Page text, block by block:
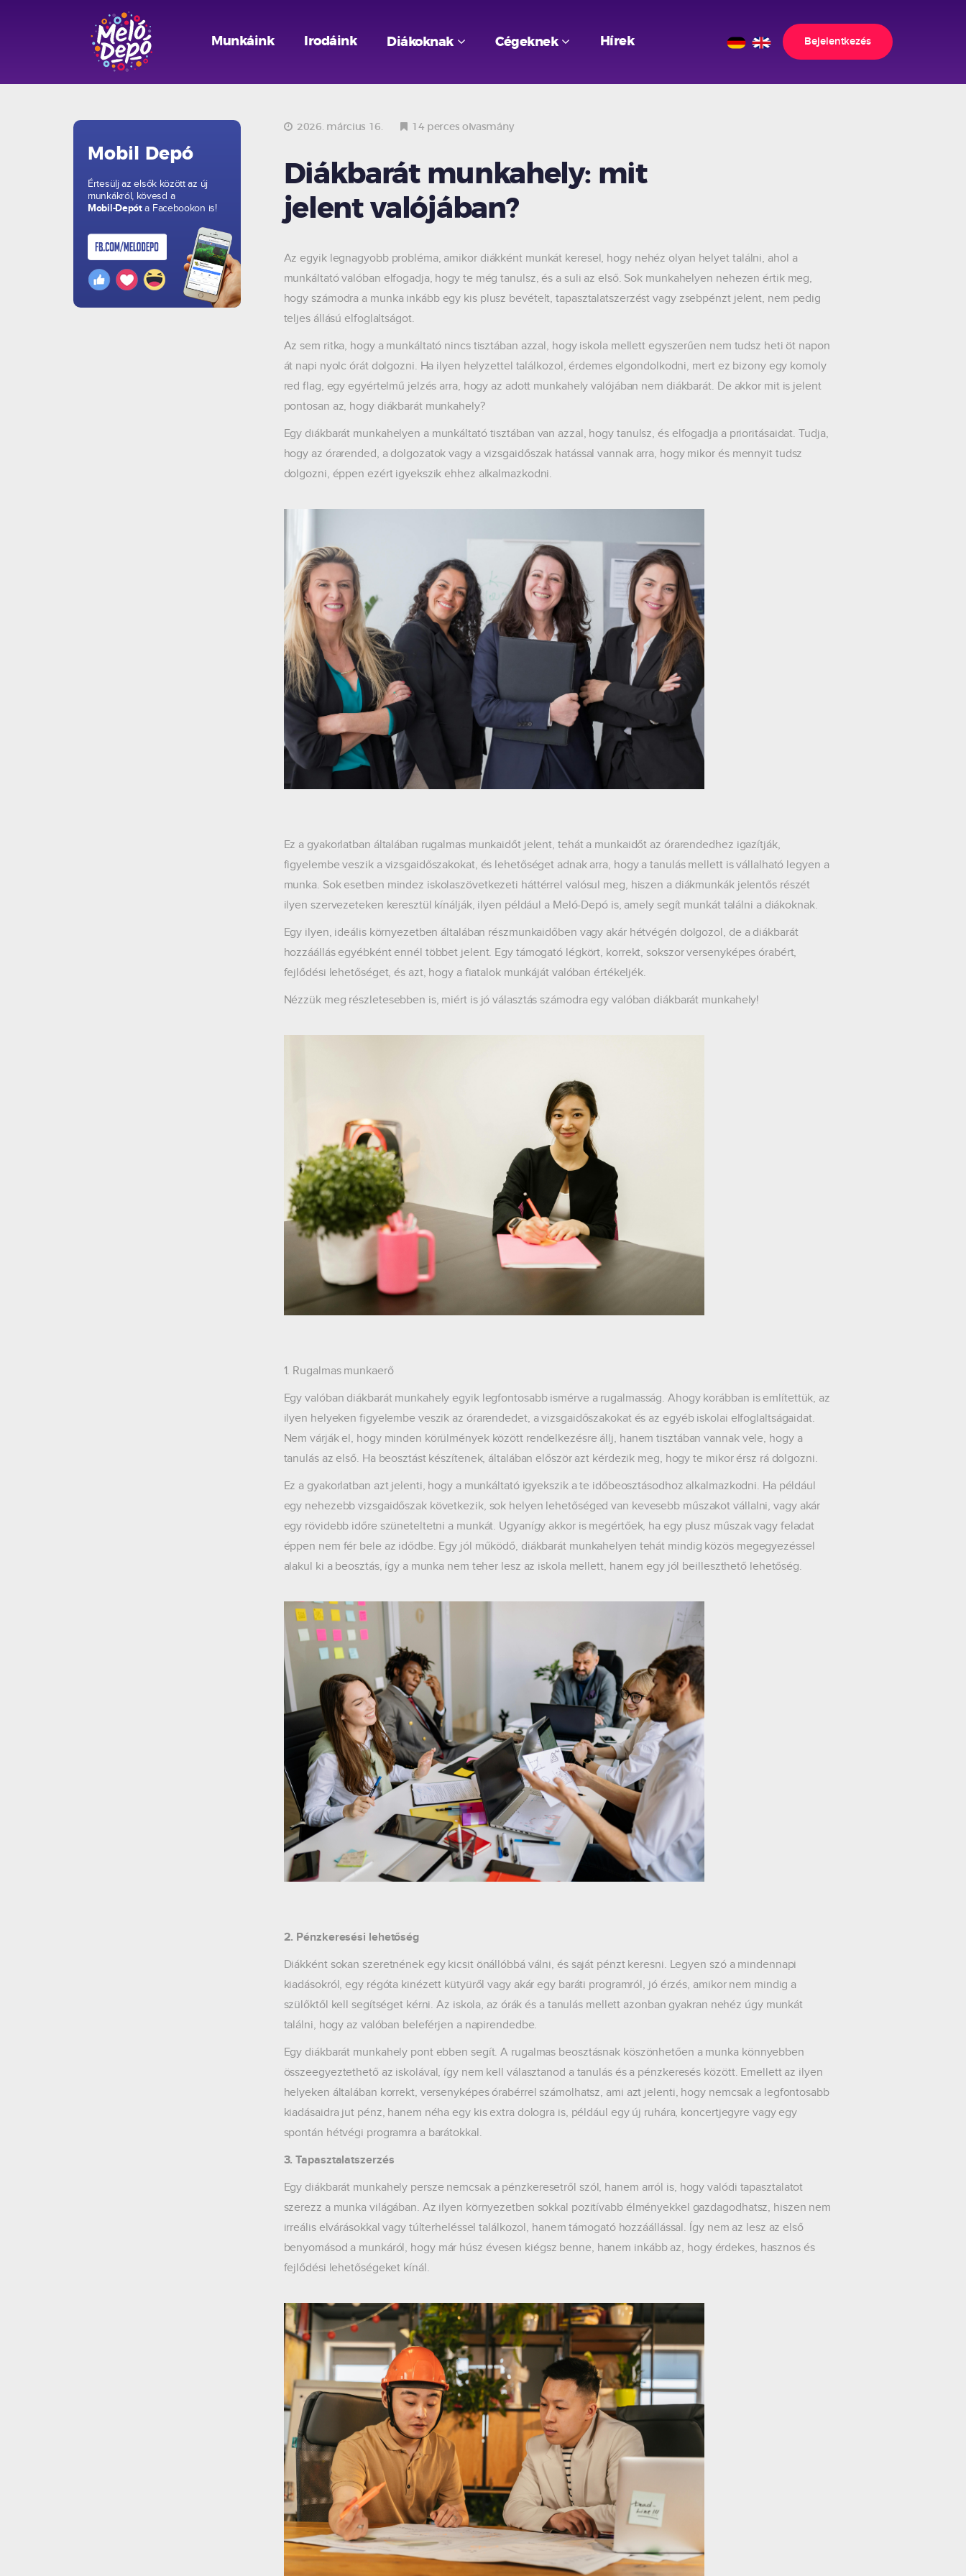
Munkáink Irodáink Diákoknak Cégeknek Hírek Bejelentkezés
Mobil Depó
Értesülj az elsők között az új
munkákról, kövesd a
Mobil-Depóta Facebookon is!
2026. március 16. 14 perces olvasmány
Diákbarát munkahely: mit
jelent valójában?
Az egyik legnagyobb probléma, amikor diákként munkát keresel, hogy nehéz olyan helyet találni, ahol a
munkáltató valóban elfogadja, hogy te még tanulsz, és a suli az első. Sok munkahelyen nehezen értik meg,
hogy számodra a munka inkább egy kis plusz bevételt, tapasztalatszerzést vagy zsebpénzt jelent, nem pedig
teljes állású elfoglaltságot.
Az sem ritka, hogy a munkáltató nincs tisztában azzal, hogy iskola mellett egyszerűen nem tudsz heti öt napon
át napi nyolc órát dolgozni. Ha ilyen helyzettel találkozol, érdemes elgondolkodni, mert ez bizony egy komoly
red flag, egy egyértelmű jelzés arra, hogy az adott munkahely valójában nem diákbarát. De akkor mit is jelent
pontosan az, hogy diákbarát munkahely?
Egy diákbarát munkahelyen a munkáltató tisztában van azzal, hogy tanulsz, és elfogadja a prioritásaidat. Tudja,
hogy az órarended, a dolgozatok vagy a vizsgaidőszak hatással vannak arra, hogy mikor és mennyit tudsz
dolgozni, éppen ezért igyekszik ehhez alkalmazkodni.
Ez a gyakorlatban általában rugalmas munkaidőt jelent, tehát a munkaidőt az órarendedhez igazítják,
figyelembe veszik a vizsgaidőszakokat, és lehetőséget adnak arra, hogy a tanulás mellett is vállalható legyen a
munka. Sok esetben mindez iskolaszövetkezeti háttérrel valósul meg, hiszen a diákmunkák jelentős részét
ilyen szervezeteken keresztül kínálják, ilyen például a Meló-Depó is, amely segít munkát találni a diákoknak.
Egy ilyen, ideális környezetben általában részmunkaidőben vagy akár hétvégén dolgozol, de a diákbarát
hozzáállás egyébként ennél többet jelent. Egy támogató légkört, korrekt, sokszor versenyképes órabért,
fejlődési lehetőséget, és azt, hogy a fiatalok munkáját valóban értékeljék.
Nézzük meg részletesebben is, miért is jó választás számodra egy valóban diákbarát munkahely!
1. Rugalmas munkaerő
Egy valóban diákbarát munkahely egyik legfontosabb ismérve a rugalmasság. Ahogy korábban is említettük, az
ilyen helyeken figyelembe veszik az órarendedet, a vizsgaidőszakokat és az egyéb iskolai elfoglaltságaidat.
Nem várják el, hogy minden körülmények között rendelkezésre állj, hanem tisztában vannak vele, hogy a
tanulás az első. Ha beosztást készítenek, általában először azt kérdezik meg, hogy te mikor érsz rá dolgozni.
Ez a gyakorlatban azt jelenti, hogy a munkáltató igyekszik a te időbeosztásodhoz alkalmazkodni. Ha például
egy nehezebb vizsgaidőszak következik, sok helyen lehetőséged van kevesebb műszakot vállalni, vagy akár
egy rövidebb időre szüneteltetni a munkát. Ugyanígy akkor is megértőek, ha egy plusz műszak vagy feladat
éppen nem fér bele az idődbe. Egy jól működő, diákbarát munkahelyen tehát mindig közös megegyezéssel
alakul ki a beosztás, így a munka nem teher lesz az iskola mellett, hanem egy jól beilleszthető lehetőség.
2. Pénzkeresési lehetőség
Diákként sokan szeretnének egy kicsit önállóbbá válni, és saját pénzt keresni. Legyen szó a mindennapi
kiadásokról, egy régóta kinézett kütyüről vagy akár egy baráti programról, jó érzés, amikor nem mindig a
szülőktől kell segítséget kérni. Az iskola, az órák és a tanulás mellett azonban gyakran nehéz úgy munkát
találni, hogy az valóban beleférjen a napirendedbe.
Egy diákbarát munkahely pont ebben segít. A rugalmas beosztásnak köszönhetően a munka könnyebben
összeegyeztethető az iskolával, így nem kell választanod a tanulás és a pénzkeresés között. Emellett az ilyen
helyeken általában korrekt, versenyképes órabérrel számolhatsz, ami azt jelenti, hogy nemcsak a legfontosabb
kiadásaidra jut pénz, hanem néha egy kis extra dologra is, például egy új ruhára, koncertjegyre vagy egy
spontán hétvégi programra a barátokkal.
3. Tapasztalatszerzés
Egy diákbarát munkahely persze nemcsak a pénzkeresetről szól, hanem arról is, hogy valódi tapasztalatot
szerezz a munka világában. Az ilyen környezetben sokkal pozitívabb élményekkel gazdagodhatsz, hiszen nem
irreális elvárásokkal vagy túlterheléssel találkozol, hanem támogató hozzáállással. Így nem az lesz az első
benyomásod a munkáról, hogy már húsz évesen kiégsz benne, hanem inkább az, hogy érdekes, hasznos és
fejlődési lehetőségeket kínál.